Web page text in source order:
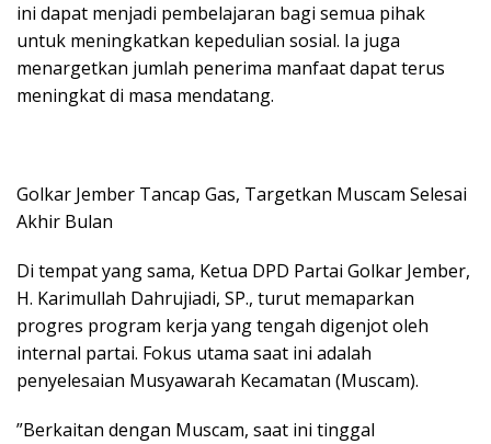
ini dapat menjadi pembelajaran bagi semua pihak
untuk meningkatkan kepedulian sosial. Ia juga
menargetkan jumlah penerima manfaat dapat terus
meningkat di masa mendatang.
​Golkar Jember Tancap Gas, Targetkan Muscam Selesai
Akhir Bulan
​Di tempat yang sama, Ketua DPD Partai Golkar Jember,
H. Karimullah Dahrujiadi, SP., turut memaparkan
progres program kerja yang tengah digenjot oleh
internal partai. Fokus utama saat ini adalah
penyelesaian Musyawarah Kecamatan (Muscam).
​”Berkaitan dengan Muscam, saat ini tinggal